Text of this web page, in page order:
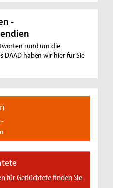
-
rund um die
DAAD haben wir hier für Sie
für Geflüchtete finden Sie